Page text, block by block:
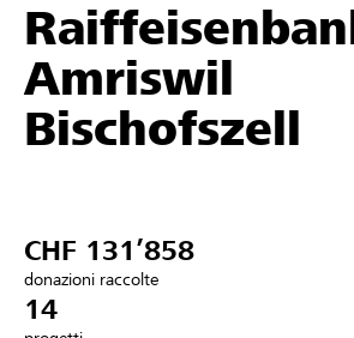
Sostenere
Aiuto & supporto
Collegarsi
Amriswil
Bischofszell
CHF 131’858
donazioni raccolte
14